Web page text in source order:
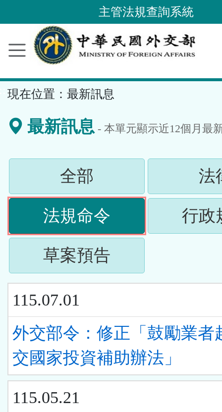
內
容
主管法規查詢系統
現在位置： 最新訊息
最新訊息 - 本單元顯示近12個月最
全部
按
下
ENTER
查
清
單)
法
法規命令
按
ENTER
查
看
清
行政
草案預告
按
ENTER
查
看
115.07.01
外交部令：修正「鼓勵業者
交國家投資補助辦法」
115.05.21